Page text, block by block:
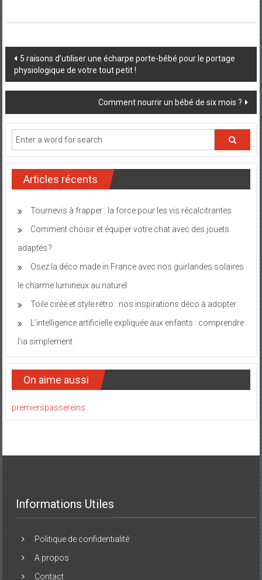
Post
navigation
5 raisons d’utiliser une écharpe porte-bébé pour le portage
physiologique de votre tout petit !
Comment nourrir un bébé de six mois ?
Articles récents
Tournevis à frapper : la force pour les vis récalcitrantes
Comment choisir et équiper votre chat avec des jouets
adaptés ?
Osez la déco made in France avec nos guirlandes solaires :
le charme lumineux au naturel
Toile cirée et style rétro : nos inspirations déco à adopter
L’intelligence artificielle expliquée aux enfants : comprendre
l’ia simplement
On aime aussi
premierspassereins
Informations Utiles
Politique de confidentialité
A propos
Contact